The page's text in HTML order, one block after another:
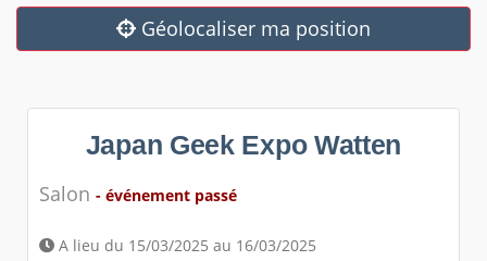
Géolocaliser ma position
Japan Geek Expo Watten
Salon - événement passé
A lieu du 15/03/2025 au 16/03/2025